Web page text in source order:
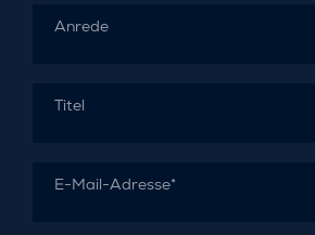
Anrede
Titel
E-Mail-Adresse*